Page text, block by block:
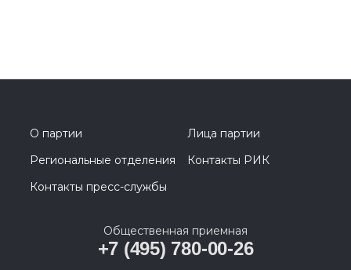
О партии
Лица партии
Региональные отделения
Контакты РИК
Контакты пресс-службы
Общественная приемная
+7 (495) 780-00-26